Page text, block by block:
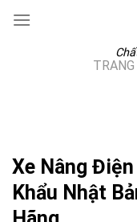
Xe Nâng
Khẩu Nhật